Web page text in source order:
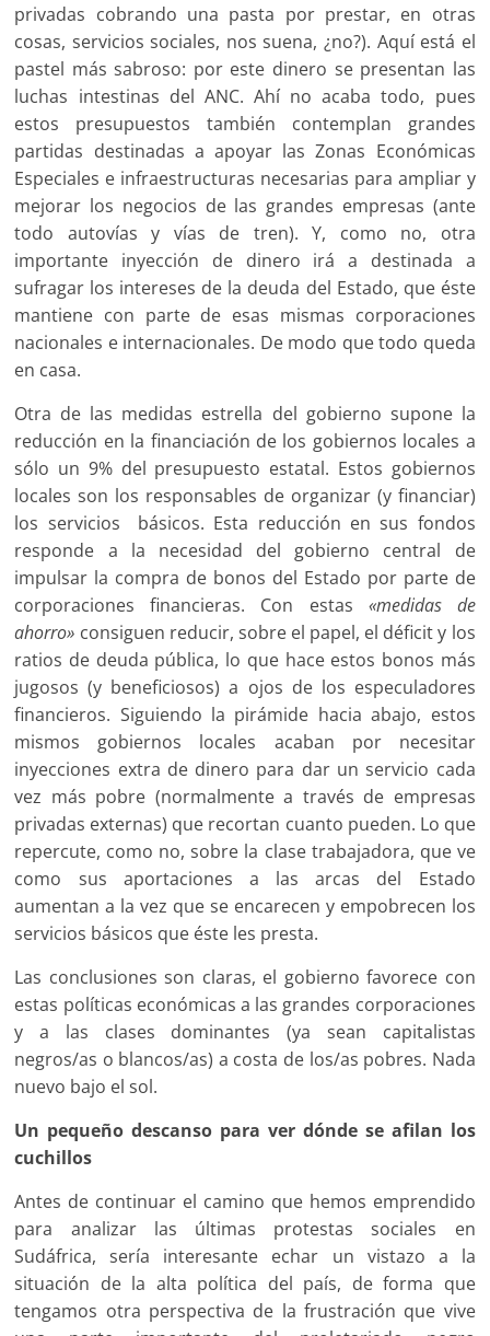
privadas cobrando una pasta por prestar, en otras
cosas, servicios sociales, nos suena, ¿no?). Aquí está el
pastel más sabroso: por este dinero se presentan las
luchas intestinas del ANC. Ahí no acaba todo, pues
estos presupuestos también contemplan grandes
partidas destinadas a apoyar las Zonas Económicas
Especiales e infraestructuras necesarias para ampliar y
mejorar los negocios de las grandes empresas (ante
todo autovías y vías de tren). Y, como no, otra
importante inyección de dinero irá a destinada a
sufragar los intereses de la deuda del Estado, que éste
mantiene con parte de esas mismas corporaciones
nacionales e internacionales. De modo que todo queda
en casa.
Otra de las medidas estrella del gobierno supone la
reducción en la financiación de los gobiernos locales a
sólo un 9% del presupuesto estatal. Estos gobiernos
locales son los responsables de organizar (y financiar)
los servicios básicos. Esta reducción en sus fondos
responde a la necesidad del gobierno central de
impulsar la compra de bonos del Estado por parte de
corporaciones financieras. Con estas «medidas de
ahorro» consiguen reducir, sobre el papel, el déficit y los
ratios de deuda pública, lo que hace estos bonos más
jugosos (y beneficiosos) a ojos de los especuladores
financieros. Siguiendo la pirámide hacia abajo, estos
mismos gobiernos locales acaban por necesitar
inyecciones extra de dinero para dar un servicio cada
vez más pobre (normalmente a través de empresas
privadas externas) que recortan cuanto pueden. Lo que
repercute, como no, sobre la clase trabajadora, que ve
como sus aportaciones a las arcas del Estado
aumentan a la vez que se encarecen y empobrecen los
servicios básicos que éste les presta.
Las conclusiones son claras, el gobierno favorece con
estas políticas económicas a las grandes corporaciones
y a las clases dominantes (ya sean capitalistas
negros/as o blancos/as) a costa de los/as pobres. Nada
nuevo bajo el sol.
Un pequeño descanso para ver dónde se afilan los
cuchillos
Antes de continuar el camino que hemos emprendido
para analizar las últimas protestas sociales en
Sudáfrica, sería interesante echar un vistazo a la
situación de la alta política del país, de forma que
tengamos otra perspectiva de la frustración que vive